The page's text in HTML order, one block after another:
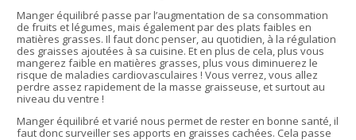
Manger équilibré passe par l’augmentation de sa consommation
de fruits et légumes, mais également par des plats faibles en
matières grasses. Il faut donc penser, au quotidien, à la régulation
des graisses ajoutées à sa cuisine. Et en plus de cela, plus vous
mangerez faible en matières grasses, plus vous diminuerez le
risque de maladies cardiovasculaires ! Vous verrez, vous allez
perdre assez rapidement de la masse graisseuse, et surtout au
niveau du ventre !
Manger équilibré et varié nous permet de rester en bonne santé, il
faut donc surveiller ses apports en graisses cachées. Cela passe